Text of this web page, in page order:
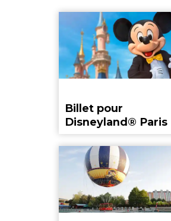
Billet pour
Disneyland® Paris